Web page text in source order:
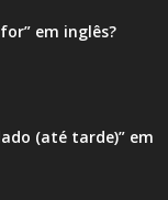
em inglês?
(até tarde)” em